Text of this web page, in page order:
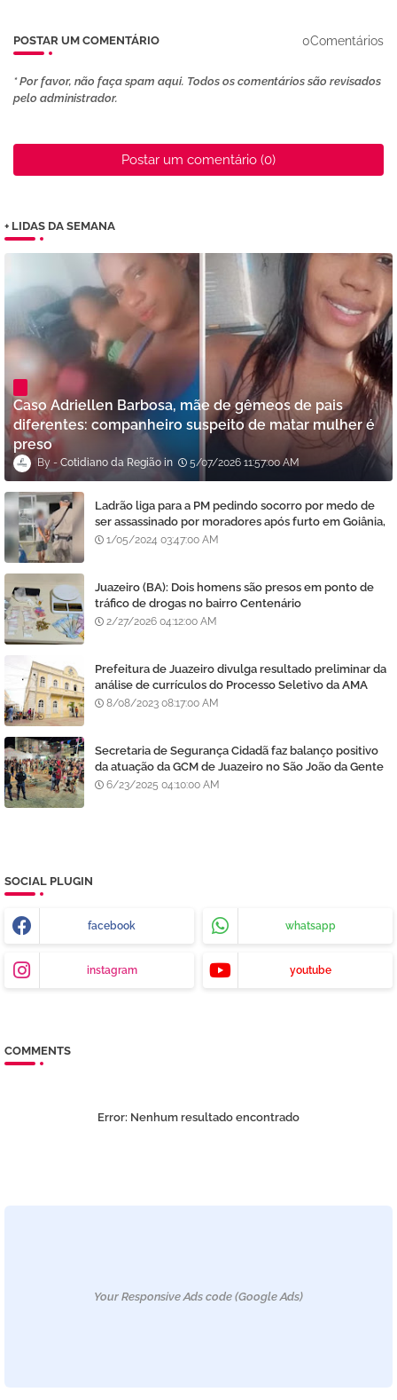
POSTAR UM COMENTÁRIO 0Comentários
* Por favor, não faça spam aqui. Todos os comentários são revisados ​​
pelo administrador.
Postar um comentário (0)
+ LIDAS DA SEMANA
Caso Adriellen Barbosa, mãe de gêmeos de pais
diferentes: companheiro suspeito de matar mulher é
preso
Cotidiano da Região 5/07/2026 11:57:00 AM
Ladrão liga para a PM pedindo socorro por medo de
ser assassinado por moradores após furto em Goiânia,
diz polícia
1/05/2024 03:47:00 AM
Juazeiro (BA): Dois homens são presos em ponto de
tráfico de drogas no bairro Centenário
2/27/2026 04:12:00 AM
Prefeitura de Juazeiro divulga resultado preliminar da
análise de currículos do Processo Seletivo da AMA
8/08/2023 08:17:00 AM
Secretaria de Segurança Cidadã faz balanço positivo
da atuação da GCM de Juazeiro no São João da Gente
6/23/2025 04:10:00 AM
SOCIAL PLUGIN
facebook whatsapp
instagram youtube
COMMENTS
Error: Nenhum resultado encontrado
Your Responsive Ads code (Google Ads)